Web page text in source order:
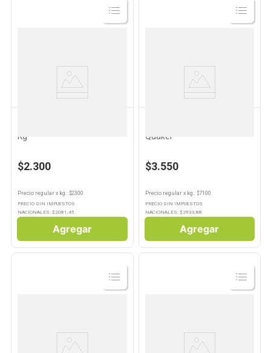
Ver
Producto
Kg
$2.300
Precio regular x kg.: $2300
PRECIO SIN IMPUESTOS
NACIONALES: $ 2081,45
Agregar
Ver
Producto
Quaker
$3.550
Precio regularx kg.: $7100
PRECIO SIN IMPUESTOS
NACIONALES: $ 2933,88
Agregar
Ver
Producto
Ver
Producto